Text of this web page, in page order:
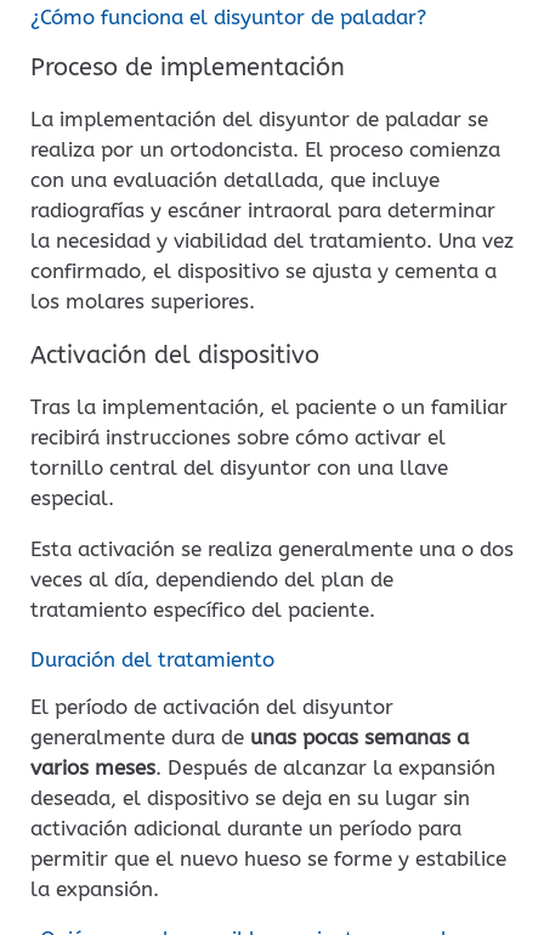
¿Cómo funciona el disyuntor de paladar?
Proceso de implementación
La implementación del disyuntor de paladar se
realiza por un ortodoncista. El proceso comienza
con una evaluación detallada, que incluye
radiografías y escáner intraoral para determinar
la necesidad y viabilidad del tratamiento. Una vez
confirmado, el dispositivo se ajusta y cementa a
los molares superiores.
Activación del dispositivo
Tras la implementación, el paciente o un familiar
recibirá instrucciones sobre cómo activar el
tornillo central del disyuntor con una llave
especial.
Esta activación se realiza generalmente una o dos
veces al día, dependiendo del plan de
tratamiento específico del paciente.
Duración del tratamiento
El período de activación del disyuntor
generalmente dura de unas pocas semanas a
varios meses. Después de alcanzar la expansión
deseada, el dispositivo se deja en su lugar sin
activación adicional durante un período para
permitir que el nuevo hueso se forme y estabilice
la expansión.